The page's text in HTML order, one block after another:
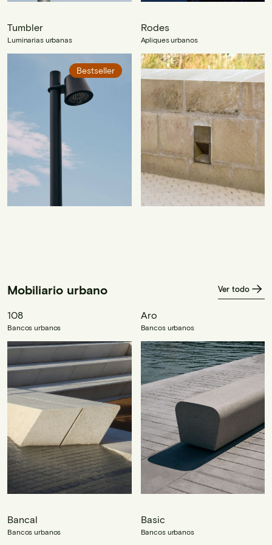
Tumbler
Luminarias urbanas
Bestseller
Rodes
Apliques urbanos
Mobiliario urbano Ver todo
108
Bancos urbanos
Aro
Bancos urbanos
Bancal
Bancos urbanos
Basic
Bancos urbanos